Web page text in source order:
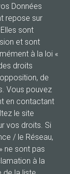
Données
repose sur
sont
et sont
à la loi «
droits
de
Vous pouvez
en contactant
le site
vos droits. Si
/ le Réseau,
ne sont pas
à la